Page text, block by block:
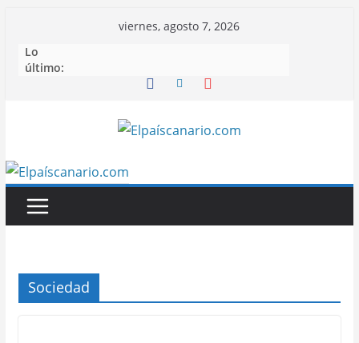
contenido
viernes, agosto 7, 2026
Lo
último:
Sociedad